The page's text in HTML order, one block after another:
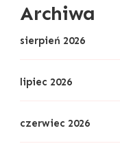
Archiwa
sierpień 2026
lipiec 2026
czerwiec 2026